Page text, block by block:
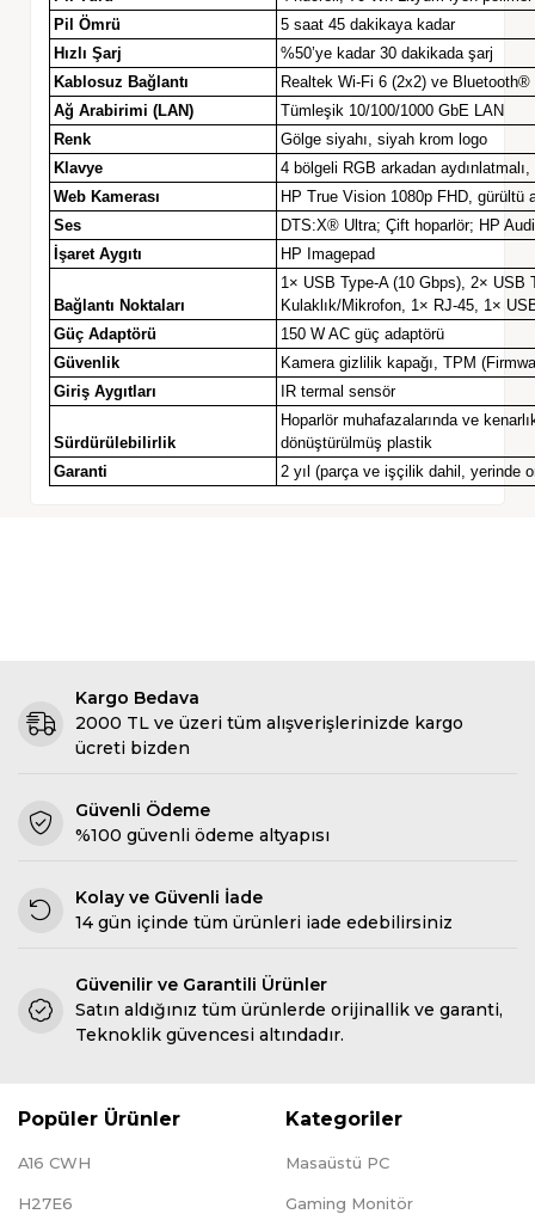
Pil Ömrü
5 saat 45 dakikaya kadar
Hızlı Şarj
%50’ye kadar 30 dakikada şarj
Kablosuz Bağlantı
Realtek Wi-Fi 6 (2x2) ve Bluetooth®
Ağ Arabirimi (LAN)
Tümleşik 10/100/1000 GbE LAN
Renk
Gölge siyahı, siyah krom logo
Klavye
4 bölgeli RGB arkadan
Web Kamerası
HP True Vision 1080p FHD, gürültü
Ses
DTS:X® Ultra; Çift hoparlör; HP
İşaret Aygıtı
HP Imagepad
Bağlantı Noktaları
1× USB Type-A (10 Gbps), 2×
Kulaklık/Mikrofon, 1× RJ-45, 1×
Güç Adaptörü
150 W AC güç adaptörü
Güvenlik
Kamera gizlilik kapağı, TPM
Giriş Aygıtları
IR termal sensör
Sürdürülebilirlik
Hoparlör muhafazalarında ve
dönüştürülmüş plastik
Garanti
2 yıl (parça ve işçilik dahil, yerinde
Kargo Bedava
2000 TL ve üzeri tüm alışverişlerinizde kargo
ücreti bizden
Güvenli Ödeme
%100 güvenli ödeme altyapısı
Kolay ve Güvenli İade
14 gün içinde tüm ürünleri iade edebilirsiniz
Güvenilir ve Garantili Ürünler
Satın aldığınız tüm ürünlerde orijinallik ve garanti,
Teknoklik güvencesi altındadır.
Popüler Ürünler
A16 CWH
H27E6
Kategoriler
Masaüstü PC
Gaming Monitör